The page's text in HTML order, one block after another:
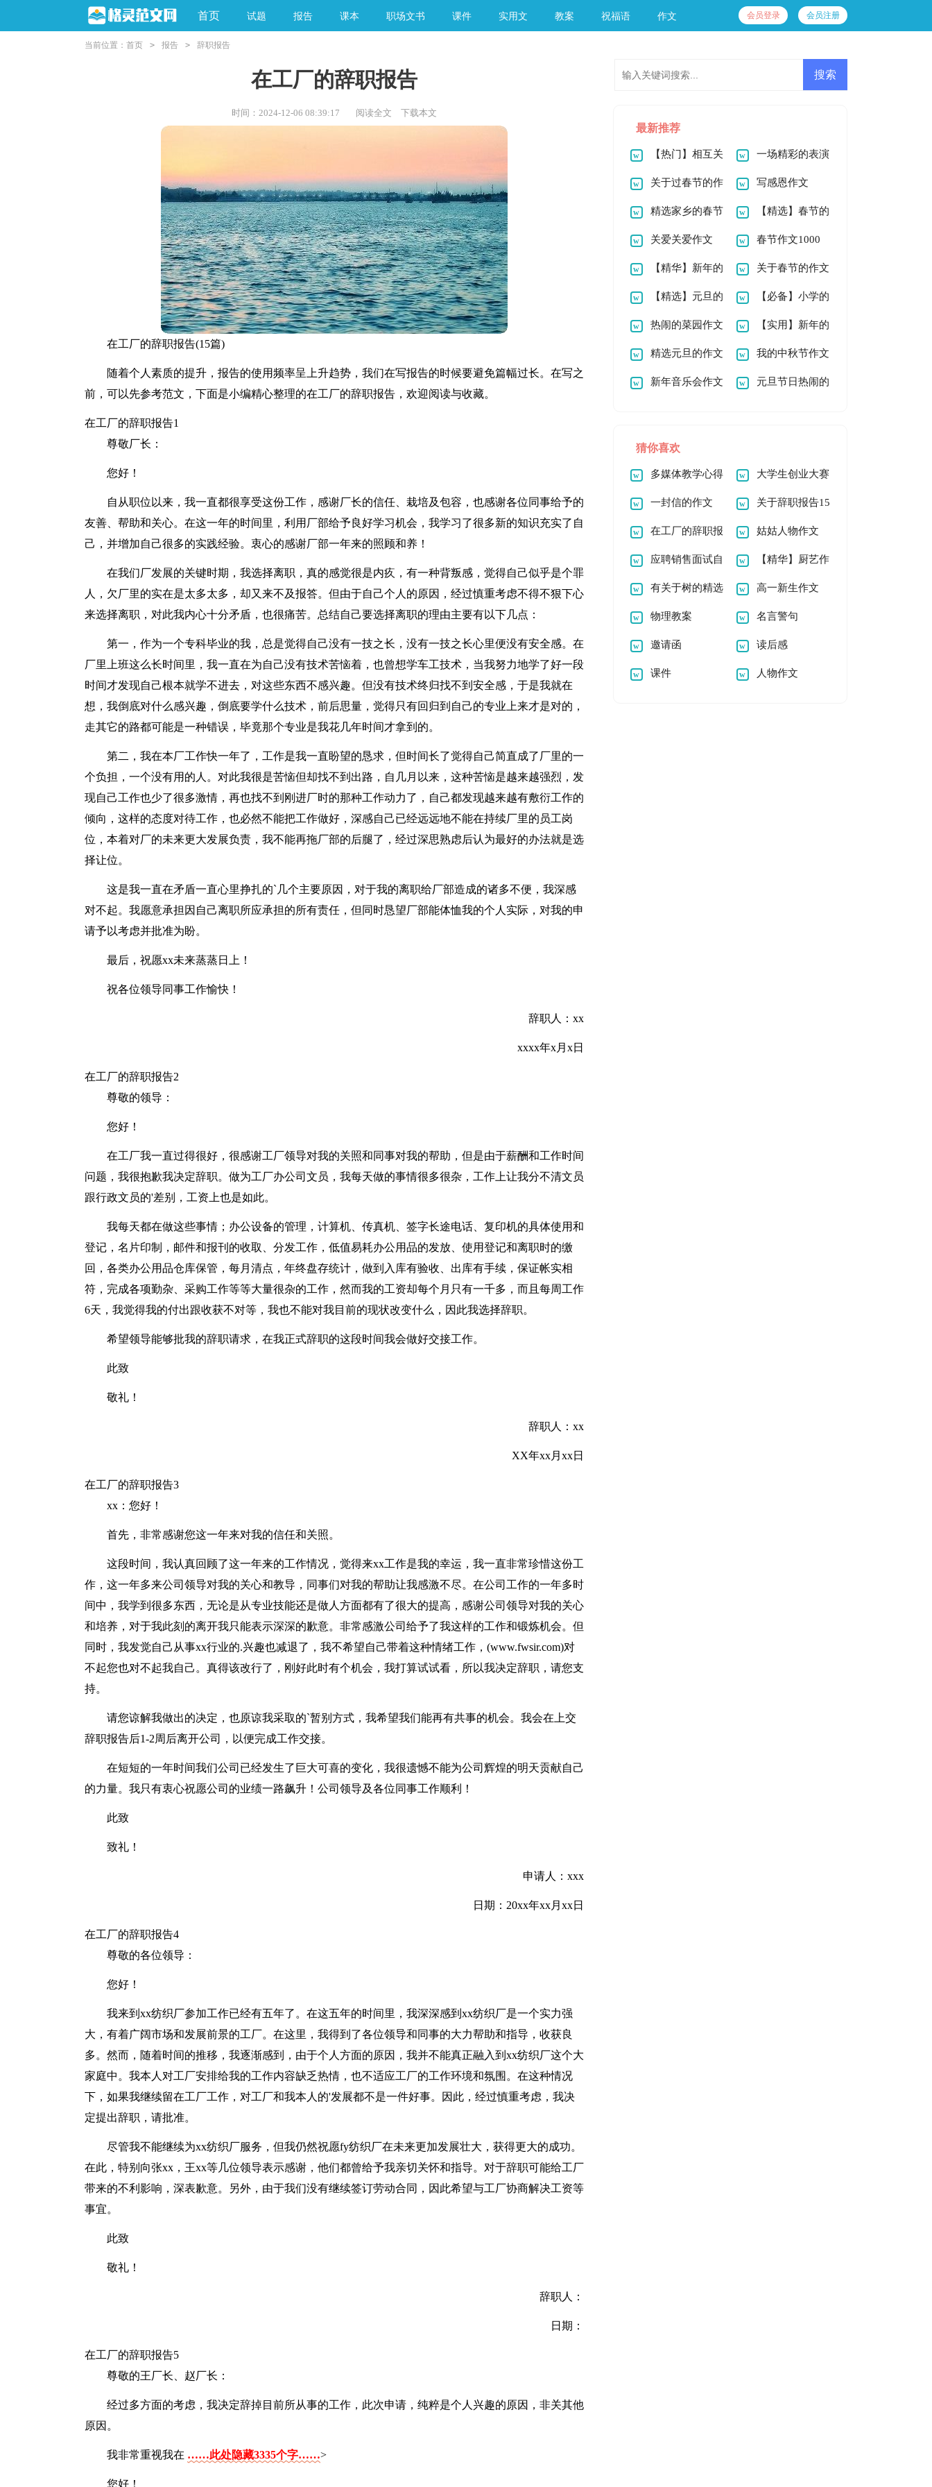
首页 试题 报告 课本 职场文书 课件 实用文 教案 祝福语 作文 会员登录 会员注册
当前位置： 首页 > 报告 > 辞职报告
在工厂的辞职报告
时间：2024-12-06 08:39:17 阅读全文 下载本文
在工厂的辞职报告(15篇)
随着个人素质的提升，报告的使用频率呈上升趋势，我们在写报告的时候要避免篇幅过长。在写之
前，可以先参考范文，下面是小编精心整理的在工厂的辞职报告，欢迎阅读与收藏。
在工厂的辞职报告1
尊敬厂长：
您好！
自从职位以来，我一直都很享受这份工作，感谢厂长的信任、栽培及包容，也感谢各位同事给予的
友善、帮助和关心。在这一年的时间里，利用厂部给予良好学习机会，我学习了很多新的知识充实了自
己，并增加自己很多的实践经验。衷心的感谢厂部一年来的照顾和养！
在我们厂发展的关键时期，我选择离职，真的感觉很是内疚，有一种背叛感，觉得自己似乎是个罪
人，欠厂里的实在是太多太多，却又来不及报答。但由于自己个人的原因，经过慎重考虑不得不狠下心
来选择离职，对此我内心十分矛盾，也很痛苦。总结自己要选择离职的理由主要有以下几点：
第一，作为一个专科毕业的我，总是觉得自己没有一技之长，没有一技之长心里便没有安全感。在
厂里上班这么长时间里，我一直在为自己没有技术苦恼着，也曾想学车工技术，当我努力地学了好一段
时间才发现自己根本就学不进去，对这些东西不感兴趣。但没有技术终归找不到安全感，于是我就在
想，我倒底对什么感兴趣，倒底要学什么技术，前后思量，觉得只有回归到自己的专业上来才是对的，
走其它的路都可能是一种错误，毕竟那个专业是我花几年时间才拿到的。
第二，我在本厂工作快一年了，工作是我一直盼望的恳求，但时间长了觉得自己简直成了厂里的一
个负担，一个没有用的人。对此我很是苦恼但却找不到出路，自几月以来，这种苦恼是越来越强烈，发
现自己工作也少了很多激情，再也找不到刚进厂时的那种工作动力了，自己都发现越来越有敷衍工作的
倾向，这样的态度对待工作，也必然不能把工作做好，深感自己已经远远地不能在持续厂里的员工岗
位，本着对厂的未来更大发展负责，我不能再拖厂部的后腿了，经过深思熟虑后认为最好的办法就是选
择让位。
这是我一直在矛盾一直心里挣扎的`几个主要原因，对于我的离职给厂部造成的诸多不便，我深感
对不起。我愿意承担因自己离职所应承担的所有责任，但同时恳望厂部能体恤我的个人实际，对我的申
请予以考虑并批准为盼。
最后，祝愿xx未来蒸蒸日上！
祝各位领导同事工作愉快！
辞职人：xx
xxxx年x月x日
在工厂的辞职报告2
尊敬的领导：
您好！
在工厂我一直过得很好，很感谢工厂领导对我的关照和同事对我的帮助，但是由于薪酬和工作时间
问题，我很抱歉我决定辞职。做为工厂办公司文员，我每天做的事情很多很杂，工作上让我分不清文员
跟行政文员的'差别，工资上也是如此。
我每天都在做这些事情；办公设备的管理，计算机、传真机、签字长途电话、复印机的具体使用和
登记，名片印制，邮件和报刊的收取、分发工作，低值易耗办公用品的发放、使用登记和离职时的缴
回，各类办公用品仓库保管，每月清点，年终盘存统计，做到入库有验收、出库有手续，保证帐实相
符，完成各项勤杂、采购工作等等大量很杂的工作，然而我的工资却每个月只有一千多，而且每周工作
6天，我觉得我的付出跟收获不对等，我也不能对我目前的现状改变什么，因此我选择辞职。
希望领导能够批我的辞职请求，在我正式辞职的这段时间我会做好交接工作。
此致
敬礼！
辞职人：xx
XX年xx月xx日
在工厂的辞职报告3
xx：您好！
首先，非常感谢您这一年来对我的信任和关照。
这段时间，我认真回顾了这一年来的工作情况，觉得来xx工作是我的幸运，我一直非常珍惜这份工
作，这一年多来公司领导对我的关心和教导，同事们对我的帮助让我感激不尽。在公司工作的一年多时
间中，我学到很多东西，无论是从专业技能还是做人方面都有了很大的提高，感谢公司领导对我的关心
和培养，对于我此刻的离开我只能表示深深的歉意。非常感激公司给予了我这样的工作和锻炼机会。但
同时，我发觉自己从事xx行业的.兴趣也减退了，我不希望自己带着这种情绪工作，(www.fwsir.com)对
不起您也对不起我自己。真得该改行了，刚好此时有个机会，我打算试试看，所以我决定辞职，请您支
持。
请您谅解我做出的决定，也原谅我采取的`暂别方式，我希望我们能再有共事的机会。我会在上交
辞职报告后1-2周后离开公司，以便完成工作交接。
在短短的一年时间我们公司已经发生了巨大可喜的变化，我很遗憾不能为公司辉煌的明天贡献自己
的力量。我只有衷心祝愿公司的业绩一路飙升！公司领导及各位同事工作顺利！
此致
致礼！
申请人：xxx
日期：20xx年xx月xx日
在工厂的辞职报告4
尊敬的各位领导：
您好！
我来到xx纺织厂参加工作已经有五年了。在这五年的时间里，我深深感到xx纺织厂是一个实力强
大，有着广阔市场和发展前景的工厂。在这里，我得到了各位领导和同事的大力帮助和指导，收获良
多。然而，随着时间的推移，我逐渐感到，由于个人方面的原因，我并不能真正融入到xx纺织厂这个大
家庭中。我本人对工厂安排给我的工作内容缺乏热情，也不适应工厂的工作环境和氛围。在这种情况
下，如果我继续留在工厂工作，对工厂和我本人的'发展都不是一件好事。因此，经过慎重考虑，我决
定提出辞职，请批准。
尽管我不能继续为xx纺织厂服务，但我仍然祝愿fy纺织厂在未来更加发展壮大，获得更大的成功。
在此，特别向张xx，王xx等几位领导表示感谢，他们都曾给予我亲切关怀和指导。对于辞职可能给工厂
带来的不利影响，深表歉意。另外，由于我们没有继续签订劳动合同，因此希望与工厂协商解决工资等
事宜。
此致
敬礼！
辞职人：
日期：
在工厂的辞职报告5
尊敬的王厂长、赵厂长：
经过多方面的考虑，我决定辞掉目前所从事的工作，此次申请，纯粹是个人兴趣的原因，非关其他
原因。
我非常重视我在 ……此处隐藏3335个字……>
您好！
最新推荐
【热门】相互关
爱的作文400字三篇
一场精彩的表演
优秀作文400字
关于过春节的作
文1000字七篇
写感恩作文
1000字合集八篇
精选家乡的春节
作文1000字4篇
【精选】春节的
作文1000字合集10
篇
关爱关爱作文
1000字六篇
春节作文1000
字（精选12篇）
【精华】新年的
作文900字合集九篇
关于春节的作文
900字四篇
【精选】元旦的
作文300字3篇
【必备】小学的
小学作文900字9篇
热闹的菜园作文
300字
【实用】新年的
作文900字三篇
精选元旦的作文
300字合集七篇
我的中秋节作文
300字10篇
新年音乐会作文 元旦节日热闹的
猜你喜欢
多媒体教学心得
体会
大学生创业大赛
策划书(15篇)
一封信的作文
【精】
关于辞职报告15
篇
在工厂的辞职报
告(15篇)
姑姑人物作文
应聘销售面试自
我介绍
【精华】厨艺作
文300字4篇
有关于树的精选
作文
高一新生作文
物理教案 名言警句
邀请函 读后感
课件 人物作文